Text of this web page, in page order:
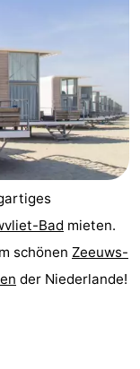
Bad mieten.
schönen Zeeuws-
der Niederlande!